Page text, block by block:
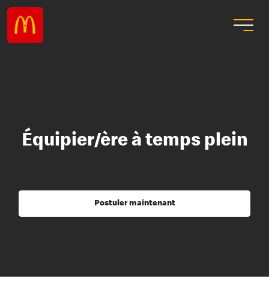
Équipier/ère à temps plein
Postuler maintenant